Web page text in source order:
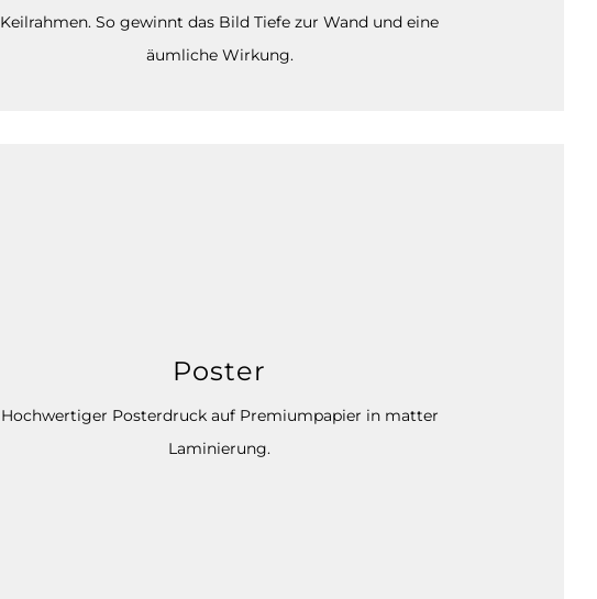
Keilrahmen. So gewinnt das Bild Tiefe zur Wand und eine
äumliche Wirkung.
Poster
Hochwertiger Posterdruck auf Premiumpapier in matter
Laminierung.